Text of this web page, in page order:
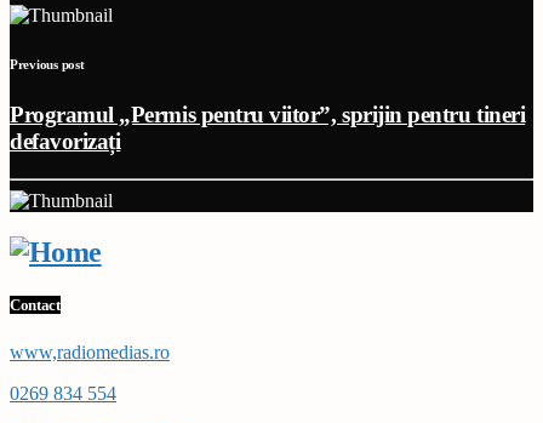
Previous post
Programul „Permis pentru viitor”, sprijin pentru tineri
defavorizați
Contact
www,radiomedias.ro
0269 834 554